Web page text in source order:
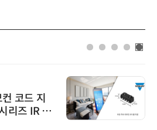
코드 지
리즈 IR 수